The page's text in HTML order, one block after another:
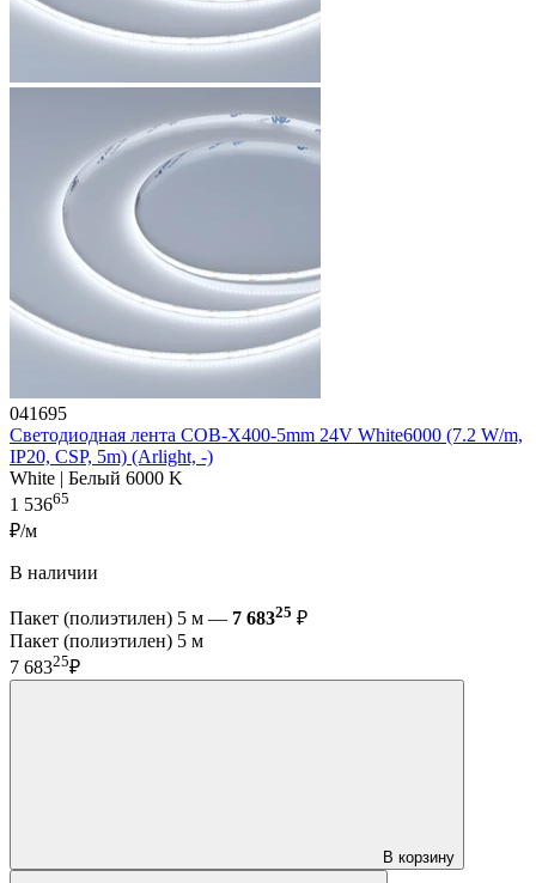
041695
Светодиодная лента COB-X400-5mm 24V White6000 (7.2 W/m,
IP20, CSP, 5m) (Arlight, -)
White | Белый 6000 K
1 53665
₽/м
В наличии
Пакет (полиэтилен) 5 м — 7 68325 ₽
Пакет (полиэтилен) 5 м
7 68325₽
В корзину